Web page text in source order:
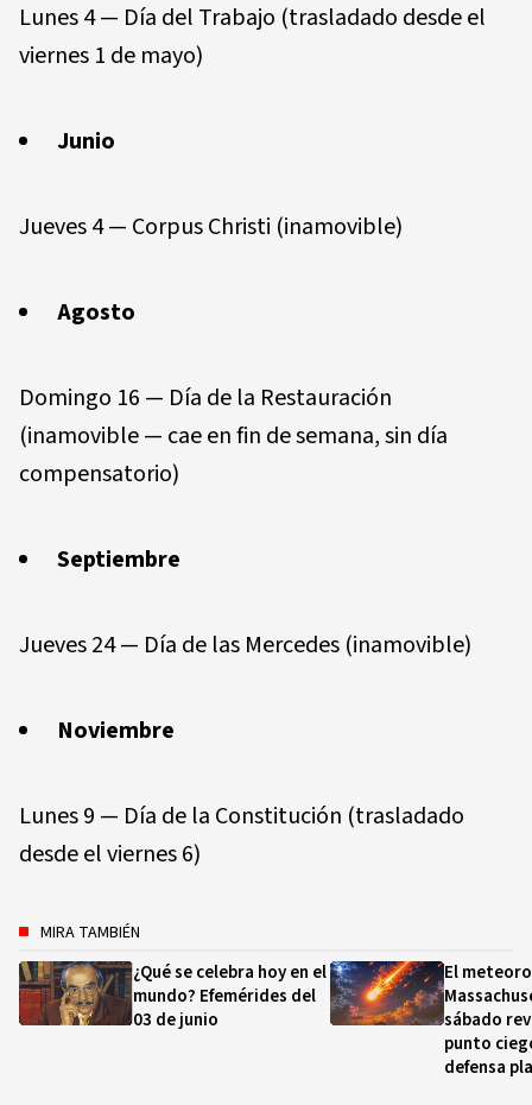
Lunes 4 — Día del Trabajo (trasladado desde el
viernes 1 de mayo)
Junio
Jueves 4 — Corpus Christi (inamovible)
Agosto
Domingo 16 — Día de la Restauración
(inamovible — cae en fin de semana, sin día
compensatorio)
Septiembre
Jueves 24 — Día de las Mercedes (inamovible)
Noviembre
Lunes 9 — Día de la Constitución (trasladado
desde el viernes 6)
MIRA TAMBIÉN
¿Qué se celebra hoy en el
mundo? Efemérides del
03 de junio
El
sábado
punto
defensa